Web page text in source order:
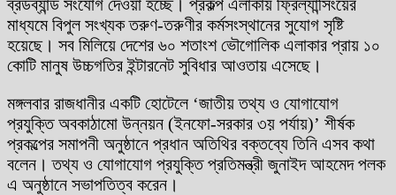
ব্রডব্যান্ড সংযোগ দেওয়া হচ্ছে। প্রকল্প এলাকায় ফ্রিল্যান্সিংয়ের
মাধ্যমে বিপুল সংখ্যক তরুণ-তরুণীর কর্মসংস্থানের সুযোগ সৃষ্টি
হয়েছে। সব মিলিয়ে দেশের ৬০ শতাংশ ভৌগোলিক এলাকার প্রায় ১০
কোটি মানুষ উচ্চগতির ইন্টারনেট সুবিধার আওতায় এসেছে।
মঙ্গলবার রাজধানীর একটি হোটেলে ‘জাতীয় তথ্য ও যোগাযোগ
প্রযুক্তি অবকাঠামো উন্নয়ন (ইনফো-সরকার ৩য় পর্যায়)’ শীর্ষক
প্রকল্পের সমাপনী অনুষ্ঠানে প্রধান অতিথির বক্তব্যে তিনি এসব কথা
বলেন। তথ্য ও যোগাযোগ প্রযুক্তি প্রতিমন্ত্রী জুনাইদ আহমেদ পলক
এ অনুষ্ঠানে সভাপতিত্ব করেন।